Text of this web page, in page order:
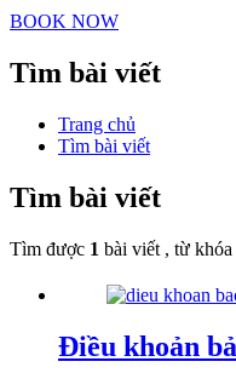
BOOK NOW
Tìm bài viết
Trang chủ
Tìm bài viết
Tìm bài viết
Tìm được 1 bài viết , từ khóa
Điều khoản